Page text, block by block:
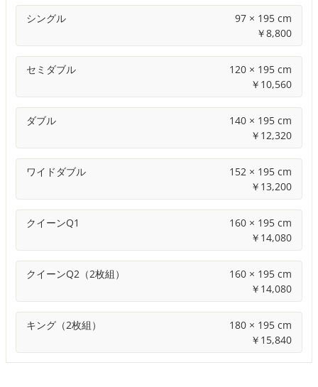
シングル
97 × 195 cm
￥8,800
セミダブル
120 × 195 cm
￥ 10,560
ダブル
140 × 195 cm
￥ 12,320
ワイドダブル
152 × 195 cm
￥ 13,200
クイーンQ1
160 × 195 cm
￥ 14,080
クイーンQ2（2枚組）
160 × 195 cm
￥ 14,080
キング（2枚組）
180 × 195 cm
￥ 15,840